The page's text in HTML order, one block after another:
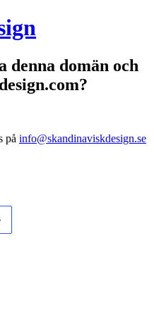
denna domän och
på info@skandinaviskdesign.se